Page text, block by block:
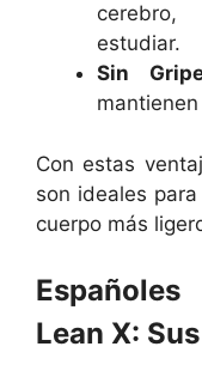
estudiar.
Sin
Con estas
son ideales
cuerpo más
Lean X: